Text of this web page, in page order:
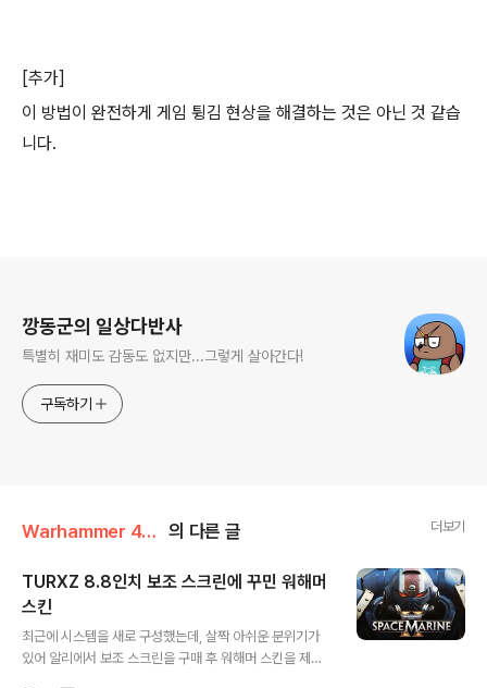
[추가]
이 방법이 완전하게 게임 튕김 현상을 해결하는 것은 아닌 것 같습
니다.
깡동군의 일상다반사
특별히 재미도 감동도 없지만...그렇게 살아간다!
구독하기
Warhammer 40K 의 다른 글 더보기
TURXZ 8.8인치 보조 스크린에 꾸민 워해머
스킨
최근에 시스템을 새로 구성했는데, 살짝 아쉬운 분위기가
있어 알리에서 보조 스크린을 구매 후 워해머 스킨을 제작